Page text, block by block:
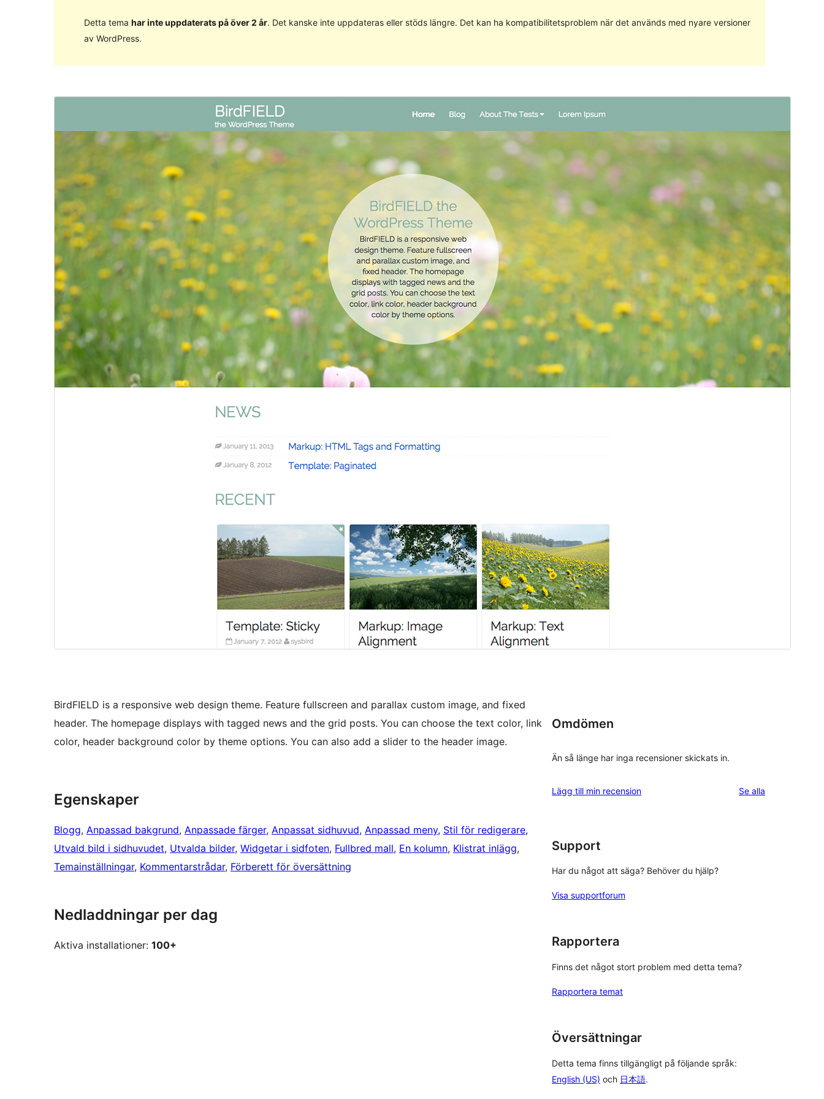
Detta tema har inte uppdaterats på över 2 år. Det kanske inte uppdateras eller stöds längre. Det kan ha kompatibilitetsproblem när det används med nyare versioner
av WordPress.
Version
1.12
Aktiva installationer
100+
Temats startsida
BirdFIELD is a responsive web design theme. Feature fullscreen and parallax custom image, and fixed
header. The homepage displays with tagged news and the grid posts. You can choose the text color, link
color, header background color by theme options. You can also add a slider to the header image.
Egenskaper
Blogg, Anpassad bakgrund, Anpassade färger, Anpassat sidhuvud, Anpassad meny, Stil för redigerare
Utvald bild i sidhuvudet, Utvalda bilder, Widgetar i sidfoten, Fullbred mall, En kolumn, Klistrat inlägg
Temainställningar, Kommentarstrådar, Förberett för översättning
Nedladdningar per dag
Aktiva installationer: 100+
Omdömen
Än så länge har inga recensioner skickats in.
Lägg till min recension Se alla
Support
Har du något att säga? Behöver du hjälp?
Visa supportforum
Rapportera
Finns det något stort problem med detta tema?
Rapportera temat
Översättningar
Detta tema finns tillgängligt på följande språk:
English (US) och 日本語.